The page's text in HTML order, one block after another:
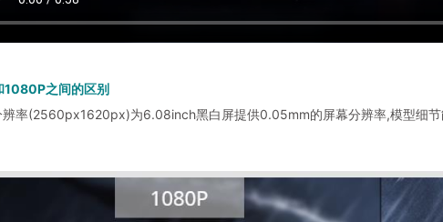
1080P之间的区别
辨率(2560px1620px)为6.08inch黑白屏提供0.05mm的屏幕分辨率,模型细节